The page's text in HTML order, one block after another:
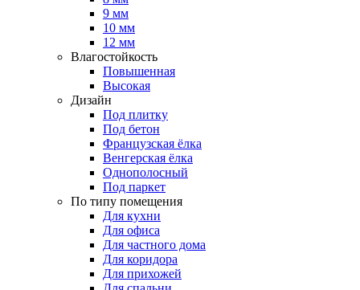
9 мм
10 мм
12 мм
Влагостойкость
Повышенная
Высокая
Дизайн
Под плитку
Под бетон
Французская ёлка
Венгерская ёлка
Однополосный
Под паркет
По типу помещения
Для кухни
Для офиса
Для частного дома
Для коридора
Для прихожей